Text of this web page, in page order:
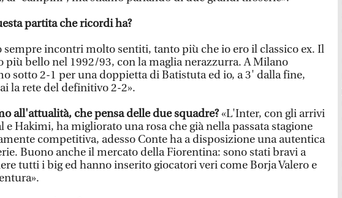
partita che ricordi ha?
sempre incontri molto sentiti, tanto più che io ero il classico ex. Il
più bello nel 1992/93, con la maglia nerazzurra. A Milano
sotto 2-1 per una doppietta di Batistuta ed io, a 3' dalla fine,
la rete del definitivo 2-2».
all'attualità, che pensa delle due squadre?«L'Inter, con gli arrivi
e Hakimi, ha migliorato una rosa che già nella passata stagione
competitiva, adesso Conte ha a disposizione una autentica
Buono anche il mercato della Fiorentina: sono stati bravi a
tutti i big ed hanno inserito giocatori veri come Borja Valero e